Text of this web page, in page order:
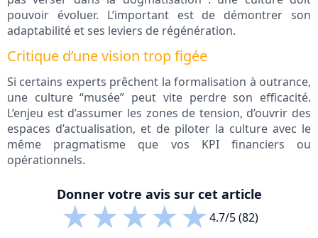
pouvoir évoluer. L’important est de démontrer son
adaptabilité et ses leviers de régénération.
Critique d’une vision trop figée
Si certains experts prêchent la formalisation à outrance,
une culture “musée” peut vite perdre son efficacité.
L’enjeu est d’assumer les zones de tension, d’ouvrir des
espaces d’actualisation, et de piloter la culture avec le
même pragmatisme que vos KPI financiers ou
opérationnels.
Donner votre avis sur cet article
★★★★★4.7/5 (82)